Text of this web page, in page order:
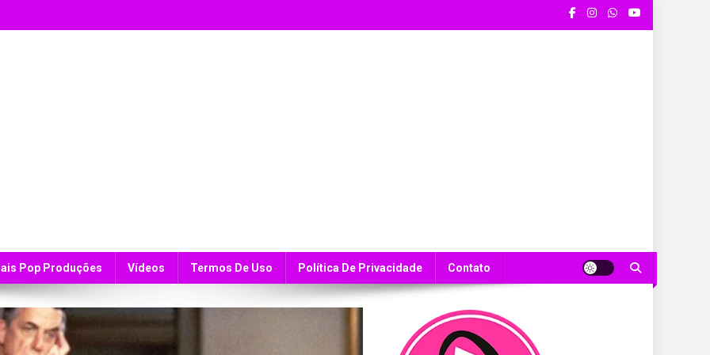
Pop Produções Vídeos Termos De Uso Política De Privacidade Contato